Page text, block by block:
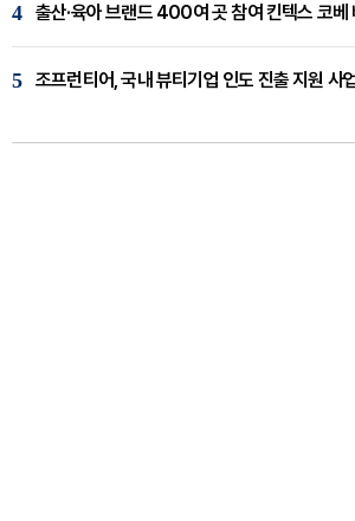
4 출산·육아 브랜드 400여 곳 참여 킨텍스 코베
5 조프런티어, 국내 뷰티기업 인도 진출 지원 사